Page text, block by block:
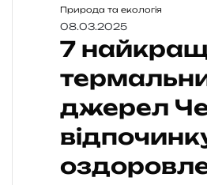
Природа та екологія
08.03.2025
7
джерел